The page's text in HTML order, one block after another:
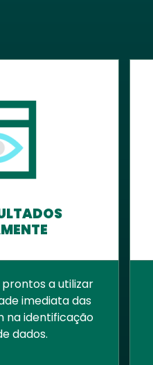
prontos a utilizar
imediata das
na identificação
dados.